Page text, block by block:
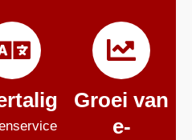
Groei van
e-